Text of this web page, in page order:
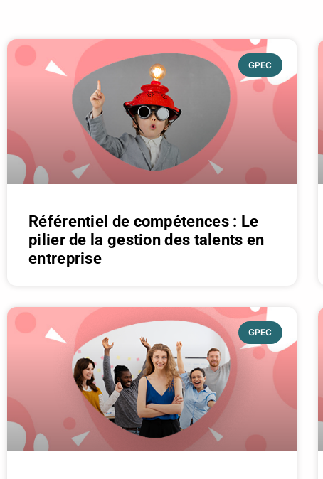
GPEC
Référentiel de compétences : Le
pilier de la gestion des talents en
entreprise
GPEC